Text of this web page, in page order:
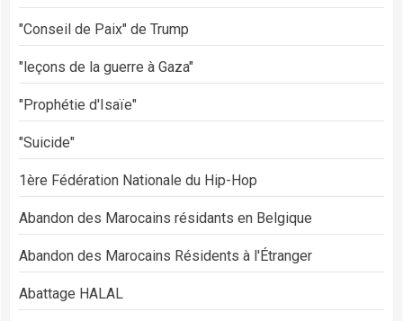
"Conseil de Paix" de Trump
"leçons de la guerre à Gaza"
"Prophétie d'Isaïe"
"Suicide"
1ère Fédération Nationale du Hip-Hop
Abandon des Marocains résidants en Belgique
Abandon des Marocains Résidents à l'Étranger
Abattage HALAL